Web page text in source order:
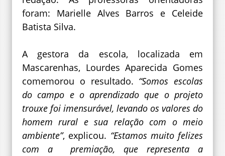
foram: Marielle Alves Barros e Celeide
Batista Silva.
A gestora da escola, localizada em
Mascarenhas, Lourdes Aparecida Gomes
comemorou o resultado. “Somos escolas
do campo e o aprendizado que o projeto
trouxe foi imensurável, levando os valores do
homem rural e sua relação com o meio
ambiente”, explicou. “Estamos muito felizes
com a premiação, que representa a